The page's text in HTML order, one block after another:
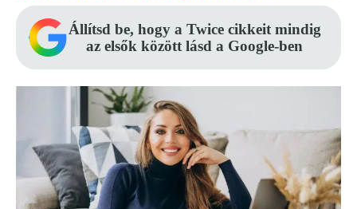
Állítsd be, hogy a Twice cikkeit mindig
az elsők között lásd a Google-ben